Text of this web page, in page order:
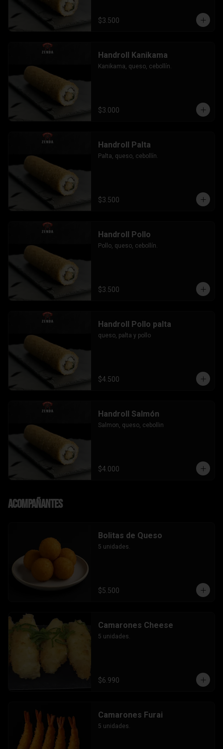
$3.500
Handroll Kanikama
Kanikama, queso, cebollín.
$3.000
Handroll Palta
Palta, queso, cebollín.
$3.500
Handroll Pollo
Pollo, queso, cebollín.
$3.500
Handroll Pollo palta
queso, palta y pollo
$4.500
Handroll Salmón
Salmon, queso, cebollin
$4.000
Acompañantes
Bolitas de Queso
5 unidades.
$5.500
Camarones Cheese
5 unidades.
$6.990
Camarones Furai
5 unidades.